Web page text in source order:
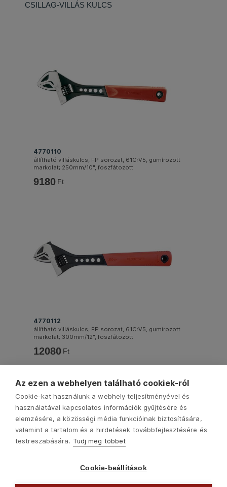
CSILLAG-VILLÁS KULCS
4770110
állítható villáskulcs, FP sorozat, 61CrV5, gumírozott
markolat; 250mm/10", foszfátozott
9180 Ft
4770112
állítható villáskulcs, FP sorozat, 61CrV5, gumírozott
markolat; 300mm/12", foszfátozott
12080 Ft
Az ezen a webhelyen található cookiek-ról
Cookie-kat használunk a webhely teljesítményével és
használatával kapcsolatos információk gyűjtésére és
elemzésére, a közösségi média funkcióinak biztosítására,
valamint a tartalom és a hirdetések továbbfejlesztésére és
testreszabására. Tudj meg többet
Cookie-beállítások